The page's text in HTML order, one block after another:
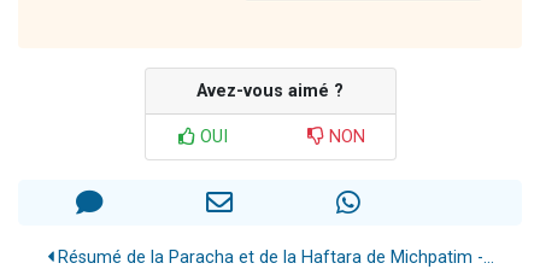
Avez-vous aimé ?
OUI NON
Résumé de la Paracha et de la Haftara de Michpatim -...